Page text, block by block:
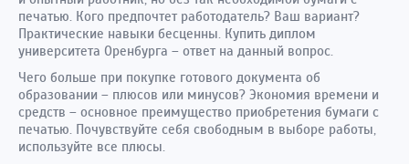
печатью. Кого предпочтет работодатель? Ваш вариант?
Практические навыки бесценны. Купить диплом
университета Оренбурга – ответ на данный вопрос.
Чего больше при покупке готового документа об
образовании – плюсов или минусов? Экономия времени и
средств – основное преимущество приобретения бумаги с
печатью. Почувствуйте себя свободным в выборе работы,
используйте все плюсы.